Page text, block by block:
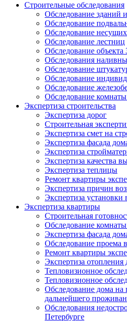
Строительные обследования
Обследование зданий
Обследование
Обследование
Обследование лестниц
Обследование объекта
Обследования
Обследование
Обследование
Обследование
Обследование
Экспертиза строительства
Экспертиза дорог
Строительная
Экспертиза смет на
Экспертиза фасада
Экспертиза
Экспертиза качества
Экспертиза теплицы
Ремонт квартиры
Экспертиза причин
Экспертиза установки
Экспертиза квартиры
Строительная
Обследование
Экспертиза фасада
Обследование проема
Ремонт квартиры
Экспертиза отопления
Тепловизионное
Тепловизионное
Обследование дома на
дальнейшего
Обследования
Петербурге